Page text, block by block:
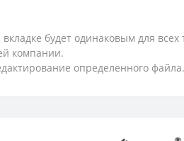
будет одинаковым для всех
компании.
определенного файла.